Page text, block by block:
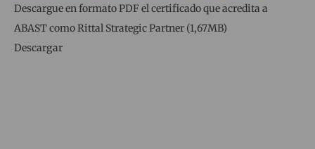
Descargue en formato PDF el certificado que acredita a
ABAST como Rittal Strategic Partner (1,67MB)
Descargar